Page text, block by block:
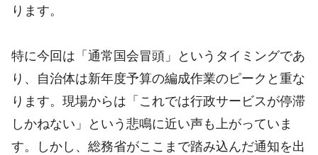
ります。
特に今回は「通常国会冒頭」というタイミングであ
り、自治体は新年度予算の編成作業のピークと重な
ります。現場からは「これでは行政サービスが停滞
しかねない」という悲鳴に近い声も上がっていま
す。しかし、総務省がここまで踏み込んだ通知を出